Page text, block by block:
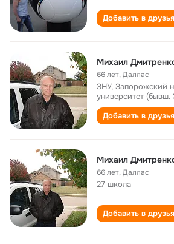
Добавить в друзья
Михаил
66 лет,Даллас
ЗНУ, Запорожский
университет
Добавить в друзья
Михаил
66 лет,Даллас
27 школа
Добавить в друзья